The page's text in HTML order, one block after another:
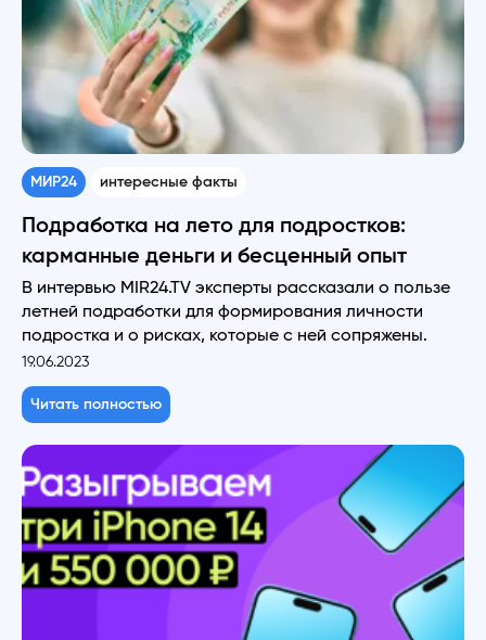
МИР24 интересные факты
Подработка на лето для подростков:
карманные деньги и бесценный опыт
В интервью MIR24.TV эксперты рассказали о пользе
летней подработки для формирования личности
подростка и о рисках, которые с ней сопряжены.
19.06.2023
Читать полностью